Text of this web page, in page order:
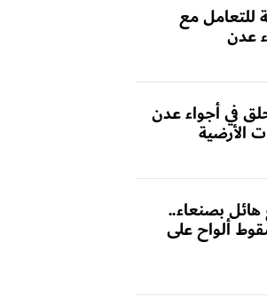
للتعامل مع
عدن
في أجواء عدن
الأرضية
بصنعاء..
سقوط ألواح على